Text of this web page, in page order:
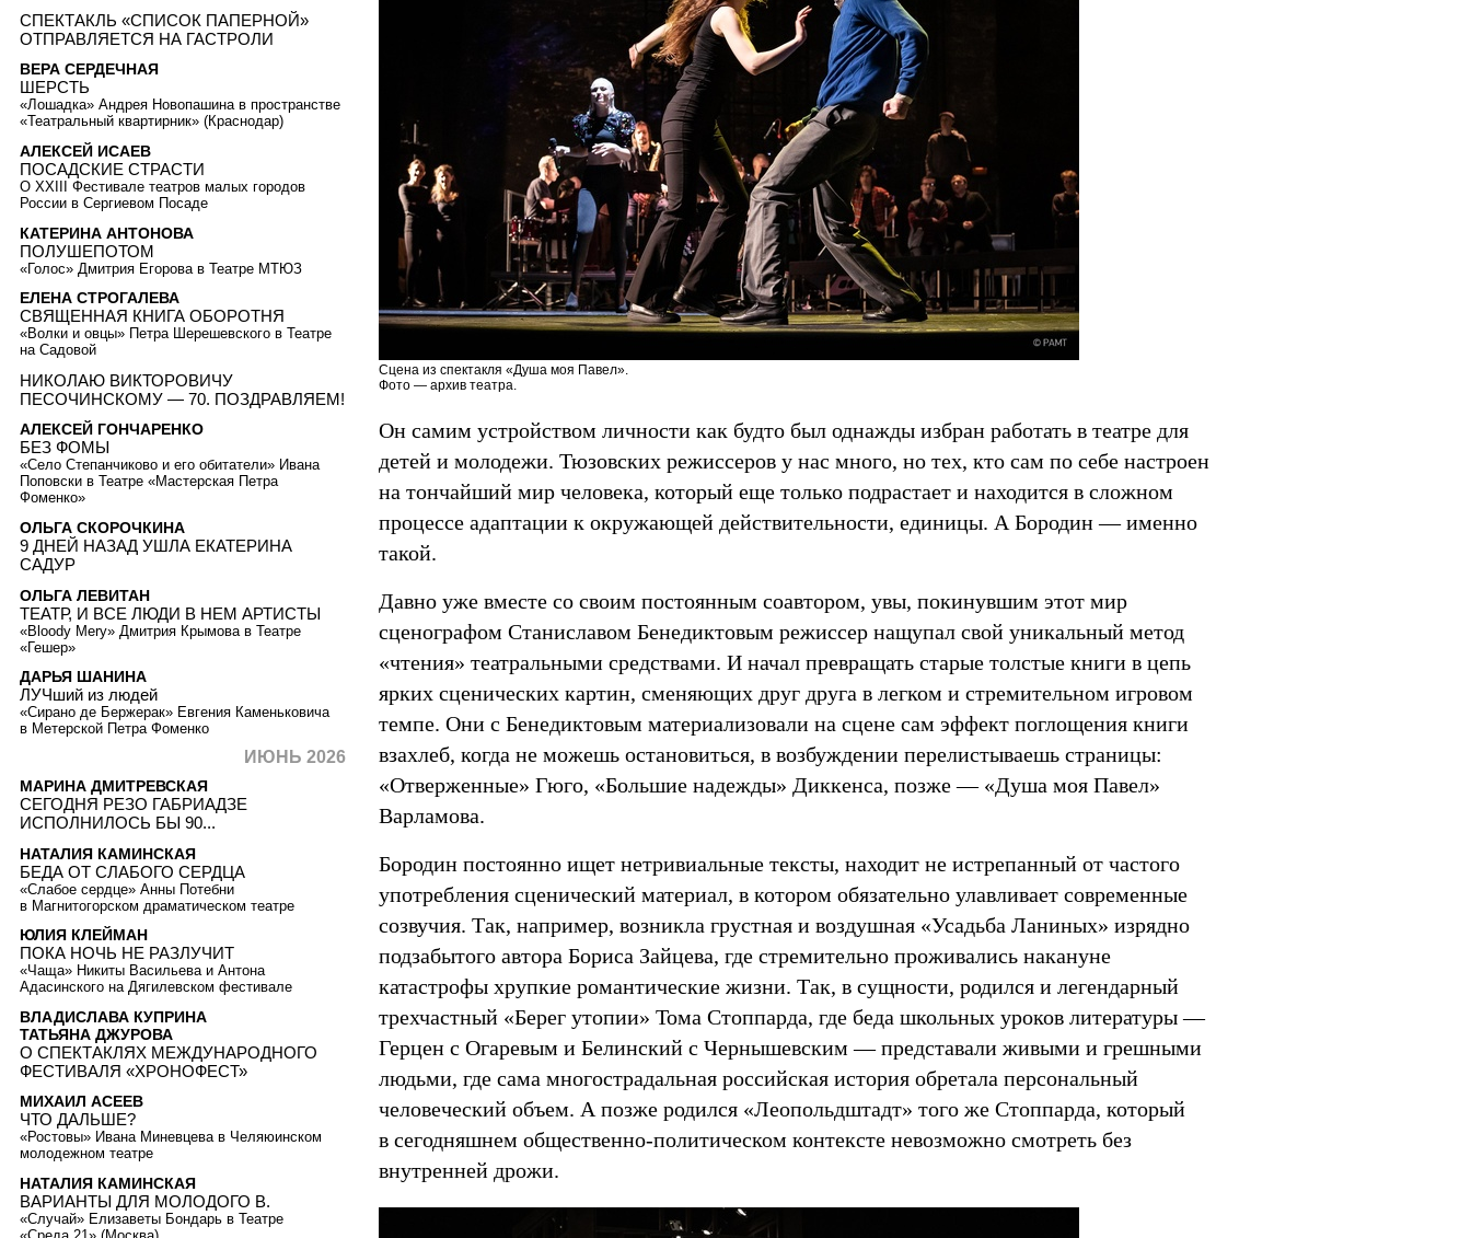
Сцена из спектакля «Душа моя Павел».
Фото — архив театра.
Он самим устройством личности как будто был однажды избран работать в театре для
детей и молодежи. Тюзовских режиссеров у нас много, но тех, кто сам по себе настроен
на тончайший мир человека, который еще только подрастает и находится в сложном
процессе адаптации к окружающей действительности, единицы. А Бородин — именно
такой.
Давно уже вместе со своим постоянным соавтором, увы, покинувшим этот мир
сценографом Станиславом Бенедиктовым режиссер нащупал свой уникальный метод
«чтения» театральными средствами. И начал превращать старые толстые книги в цепь
ярких сценических картин, сменяющих друг друга в легком и стремительном игровом
темпе. Они с Бенедиктовым материализовали на сцене сам эффект поглощения книги
взахлеб, когда не можешь остановиться, в возбуждении перелистываешь страницы:
«Отверженные» Гюго, «Большие надежды» Диккенса, позже — «Душа моя Павел»
Варламова.
Бородин постоянно ищет нетривиальные тексты, находит не истрепанный от частого
употребления сценический материал, в котором обязательно улавливает современные
созвучия. Так, например, возникла грустная и воздушная «Усадьба Ланиных» изрядно
подзабытого автора Бориса Зайцева, где стремительно проживались накануне
катастрофы хрупкие романтические жизни. Так, в сущности, родился и легендарный
трехчастный «Берег утопии» Тома Стоппарда, где беда школьных уроков литературы —
Герцен с Огаревым и Белинский с Чернышевским — представали живыми и грешными
людьми, где сама многострадальная российская история обретала персональный
человеческий объем. А позже родился «Леопольдштадт» того же Стоппарда, который
в сегодняшнем общественно-политическом контексте невозможно смотреть без
внутренней дрожи.
СПЕКТАКЛЬ «СПИСОК ПАПЕРНОЙ»
ОТПРАВЛЯЕТСЯ НА ГАСТРОЛИ
ВЕРА СЕРДЕЧНАЯ
ШЕРСТЬ
«Лошадка» Андрея Новопашина в пространстве
«Театральный квартирник» (Краснодар)
АЛЕКСЕЙ ИСАЕВ
ПОСАДСКИЕ СТРАСТИ
О XXIII Фестивале театров малых городов
России в Сергиевом Посаде
КАТЕРИНА АНТОНОВА
ПОЛУШЕПОТОМ
«Голос» Дмитрия Егорова в Театре МТЮЗ
ЕЛЕНА СТРОГАЛЕВА
СВЯЩЕННАЯ КНИГА ОБОРОТНЯ
«Волки и овцы» Петра Шерешевского в Театре
на Садовой
НИКОЛАЮ ВИКТОРОВИЧУ
ПЕСОЧИНСКОМУ — 70. ПОЗДРАВЛЯЕМ!
АЛЕКСЕЙ ГОНЧАРЕНКО
БЕЗ ФОМЫ
«Село Степанчиково и его обитатели» Ивана
Поповски в Театре «Мастерская Петра
Фоменко»
ОЛЬГА СКОРОЧКИНА
9 ДНЕЙ НАЗАД УШЛА ЕКАТЕРИНА
САДУР
ОЛЬГА ЛЕВИТАН
ТЕАТР, И ВСЕ ЛЮДИ В НЕМ АРТИСТЫ
«Bloody Mery» Дмитрия Крымова в Театре
«Гешер»
ДАРЬЯ ШАНИНА
ЛУЧший из людей
«Сирано де Бержерак» Евгения Каменьковича
в Метерской Петра Фоменко
ИЮНЬ 2026
МАРИНА ДМИТРЕВСКАЯ
СЕГОДНЯ РЕЗО ГАБРИАДЗЕ
ИСПОЛНИЛОСЬ БЫ 90...
НАТАЛИЯ КАМИНСКАЯ
БЕДА ОТ СЛАБОГО СЕРДЦА
«Слабое сердце» Анны Потебни
в Магнитогорском драматическом театре
ЮЛИЯ КЛЕЙМАН
ПОКА НОЧЬ НЕ РАЗЛУЧИТ
«Чаща» Никиты Васильева и Антона
Адасинского на Дягилевском фестивале
ВЛАДИСЛАВА КУПРИНА
ТАТЬЯНА ДЖУРОВА
О СПЕКТАКЛЯХ МЕЖДУНАРОДНОГО
ФЕСТИВАЛЯ «ХРОНОФЕСТ»
МИХАИЛ АСЕЕВ
ЧТО ДАЛЬШЕ?
«Ростовы» Ивана Миневцева в Челяюинском
молодежном театре
НАТАЛИЯ КАМИНСКАЯ
ВАРИАНТЫ ДЛЯ МОЛОДОГО В.
«Случай» Елизаветы Бондарь в Театре